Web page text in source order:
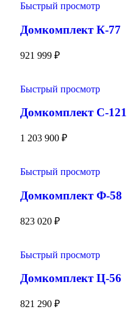
Быстрый просмотр
Домкомплект К-77
921 999 ₽
Быстрый просмотр
Домкомплект С-121
1 203 900 ₽
Быстрый просмотр
Домкомплект Ф-58
823 020 ₽
Быстрый просмотр
Домкомплект Ц-56
821 290 ₽